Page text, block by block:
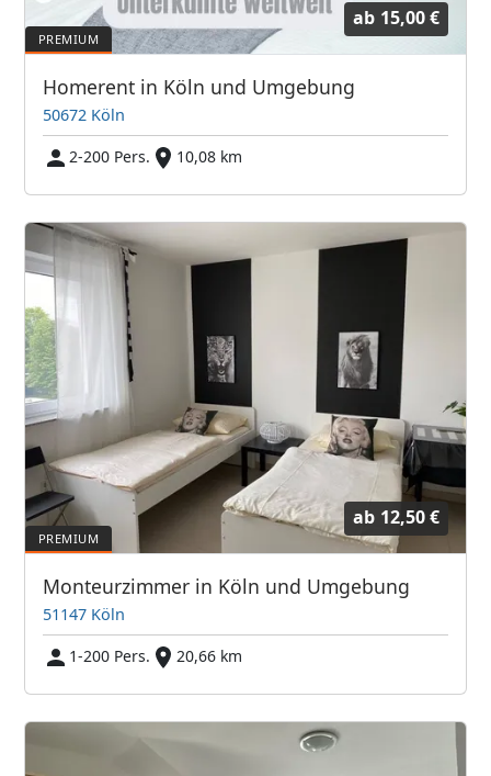
ab 15,00 €
Homerent in Köln und Umgebung
50672 Köln
2-200 Pers.
10,08 km
ab 12,50 €
Monteurzimmer in Köln und Umgebung
51147 Köln
1-200 Pers.
20,66 km